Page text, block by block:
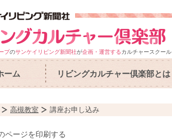
プのサンケイリビング新聞社が企画・運営するカルチャースクール
ーム リビングカルチャー倶楽部とは
高槻教室 講座お申し込み
ページを印刷する